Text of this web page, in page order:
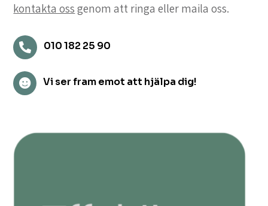
kontakta oss genom att ringa eller maila oss.
 010 182 25 90
 Vi ser fram emot att hjälpa dig!